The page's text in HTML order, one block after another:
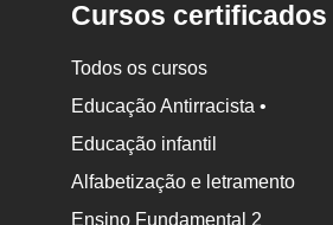
Cursos certificados
Todos os cursos
Educação Antirracista •
Educação infantil
Alfabetização e letramento
Ensino Fundamental 2